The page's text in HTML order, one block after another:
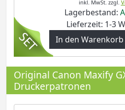
inkl. MwSt. zzgl.
Lagerbestand:
Lieferzeit: 1-3
Original Canon Maxify
Druckerpatronen